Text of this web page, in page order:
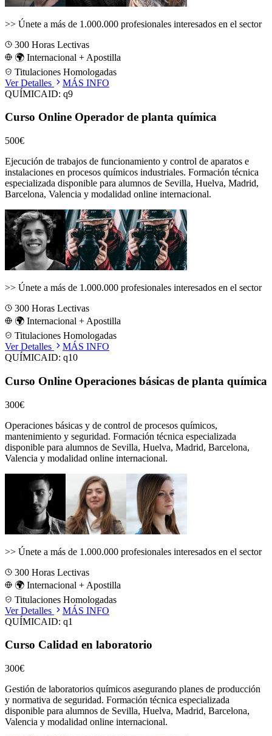
>> Únete a más de 1.000.000 profesionales interesados en el sector
300 Horas Lectivas
🌍 Internacional + Apostilla
Titulaciones Homologadas
Ver Detalles
MÁS INFO
QUÍMICAID: q9
Curso Online Operador de planta química
500€
Ejecución de trabajos de funcionamiento y control de aparatos e
instalaciones en procesos químicos industriales. Formación técnica
especializada disponible para alumnos de Sevilla, Huelva, Madrid,
Barcelona, Valencia y modalidad online internacional.
>> Únete a más de 1.000.000 profesionales interesados en el sector
300 Horas Lectivas
🌍 Internacional + Apostilla
Titulaciones Homologadas
Ver Detalles
MÁS INFO
QUÍMICAID: q10
Curso Online Operaciones básicas de planta química
300€
Operaciones básicas y de control de procesos químicos,
mantenimiento y seguridad. Formación técnica especializada
disponible para alumnos de Sevilla, Huelva, Madrid, Barcelona,
Valencia y modalidad online internacional.
>> Únete a más de 1.000.000 profesionales interesados en el sector
300 Horas Lectivas
🌍 Internacional + Apostilla
Titulaciones Homologadas
Ver Detalles
MÁS INFO
QUÍMICAID: q1
Curso Calidad en laboratorio
300€
Gestión de laboratorios químicos asegurando planes de producción
y normativa de seguridad. Formación técnica especializada
disponible para alumnos de Sevilla, Huelva, Madrid, Barcelona,
Valencia y modalidad online internacional.